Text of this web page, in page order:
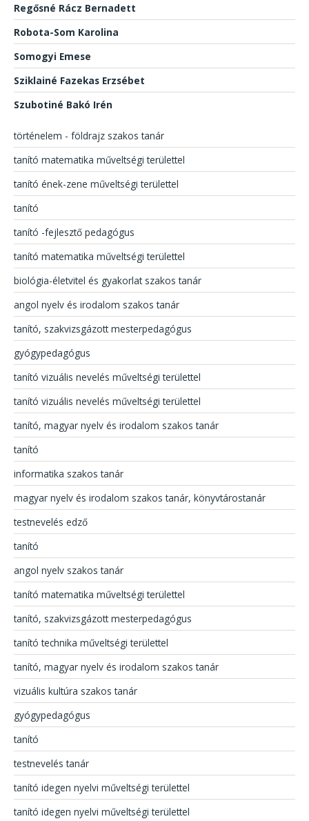
Regősné Rácz Bernadett
Robota-Som Karolina
Somogyi Emese
Sziklainé Fazekas Erzsébet
Szubotiné Bakó Irén
történelem - földrajz szakos tanár
tanító matematika műveltségi területtel
tanító ének-zene műveltségi területtel
tanító
tanító -fejlesztő pedagógus
tanító matematika műveltségi területtel
biológia-életvitel és gyakorlat szakos tanár
angol nyelv és irodalom szakos tanár
tanító, szakvizsgázott mesterpedagógus
gyógypedagógus
tanító vizuális nevelés műveltségi területtel
tanító vizuális nevelés műveltségi területtel
tanító, magyar nyelv és irodalom szakos tanár
tanító
informatika szakos tanár
magyar nyelv és irodalom szakos tanár, könyvtárostanár
testnevelés edző
tanító
angol nyelv szakos tanár
tanító matematika műveltségi területtel
tanító, szakvizsgázott mesterpedagógus
tanító technika műveltségi területtel
tanító, magyar nyelv és irodalom szakos tanár
vizuális kultúra szakos tanár
gyógypedagógus
tanító
testnevelés tanár
tanító idegen nyelvi műveltségi területtel
tanító idegen nyelvi műveltségi területtel